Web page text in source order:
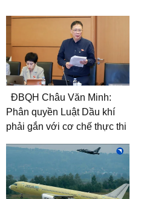
ĐBQH Châu Văn Minh:
Phân quyền Luật Dầu khí
phải gắn với cơ chế thực thi